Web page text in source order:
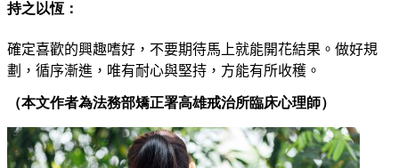
持之以恆：
確定喜歡的興趣嗜好，不要期待馬上就能開花結果 。 做好規
劃，循序漸進，唯有耐心與堅持，方能有所收穫。
（本文作者為法務部矯正署高雄戒治所臨床心理師）